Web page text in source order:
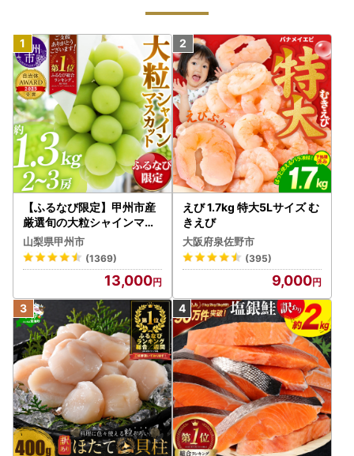
【ふるなび限定】甲州市産
厳選旬の大粒シャインマス
カット 約1.3kg 2～3房【2
026年発送】（MG）B12-
472 FN-Limited-VO シャ
インマスカット フルーツ
山梨県甲州市
(1369)
13,000
えび 1.7kg 特大5Lサイズ む
きえび
大阪府泉佐野市
(395)
9,000